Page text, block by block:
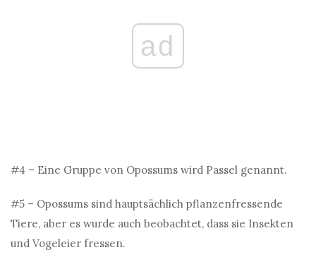
ad
#4 – Eine Gruppe von Opossums wird Passel genannt.
#5 – Opossums sind hauptsächlich pflanzenfressende
Tiere, aber es wurde auch beobachtet, dass sie Insekten
und Vogeleier fressen.